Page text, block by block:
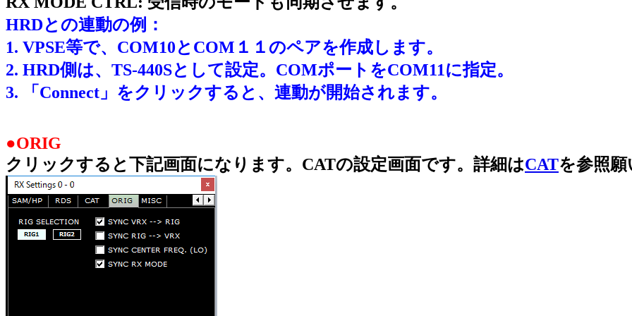
HRDとの連動の例：
1. VPSE等で、COM10とCOM１１のペアを作成します。
2. HRD側は、TS-440Sとして設定。COMポートをCOM11に指定。
3. 「Connect」をクリックすると、連動が開始されます。
●ORIG
クリックすると下記画面になります。CATの設定画面です。詳細はCATを参照